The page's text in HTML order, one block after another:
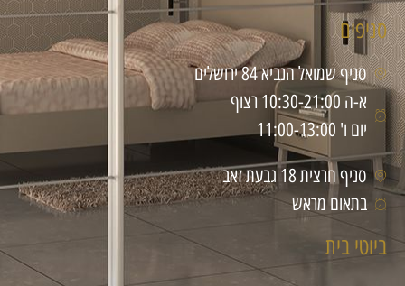
סניפים
סניף שמואל הנביא 84 ירושלים
א-ה 10:30-21:00 רצוף
יום ו' 11:00-13:00
סניף חרצית 18 גבעת זאב
בתאום מראש
ביוטי בית